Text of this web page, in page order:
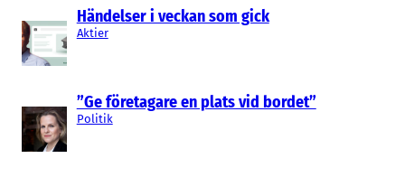
Händelser i veckan som gick
Aktier
”Ge företagare en plats vid bordet”
Politik